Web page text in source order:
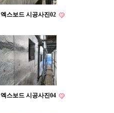
엑스보드 시공사진02
엑스보드 시공사진04